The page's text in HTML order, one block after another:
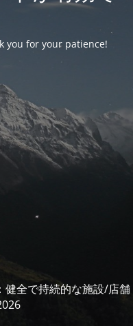
you for your patience!
全で持続的な施設/店舗